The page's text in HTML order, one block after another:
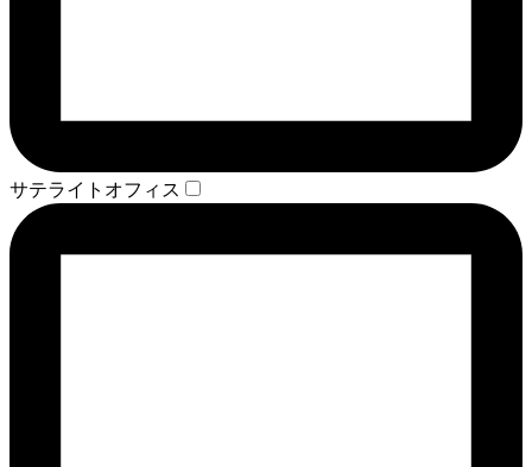
サテライトオフィス